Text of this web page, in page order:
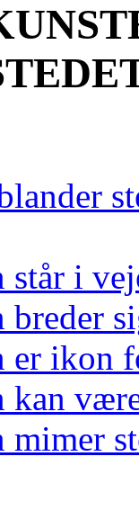
står i
breder
er ikon
kan
mimer